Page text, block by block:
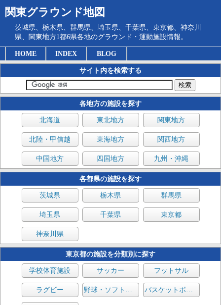
関東グラウンド地図
茨城県、栃木県、群馬県、埼玉県、千葉県、東京都、神奈川
県、関東地方1都6県各地のグラウンド・運動施設情報。
HOME INDEX BLOG
サイト内を検索する
各地方の施設を探す
北海道 東北地方 関東地方
北陸・甲信越 東海地方 関西地方
中国地方 四国地方 九州・沖縄
各都県の施設を探す
茨城県 栃木県 群馬県
埼玉県 千葉県 東京都
神奈川県
東京都の施設を分類別に探す
学校体育施設 サッカー フットサル
ラグビー 野球・ソフトボール バスケットボール